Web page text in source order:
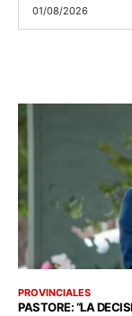
01/08/2026
PROVINCIALES
PASTORE: “LA